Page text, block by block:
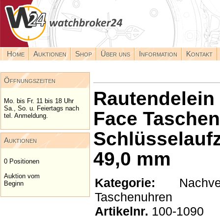
Home Auktionen Shop Über uns Information Kontakt
Öffnungszeiten
Mo. bis Fr. 11 bis 18 Uhr
Sa., So. u. Feiertags nach
tel. Anmeldung.
Auktionen
0 Positionen
Auktion vom
Beginn
Face
49,0 mm
Kategorie:
Taschenuhren
Artikelnr. 100-1090